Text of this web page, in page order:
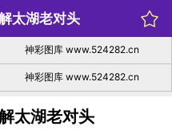
太湖老对头
神彩图库 www.524282.cn
神彩图库 www.524282.cn
太湖老对头